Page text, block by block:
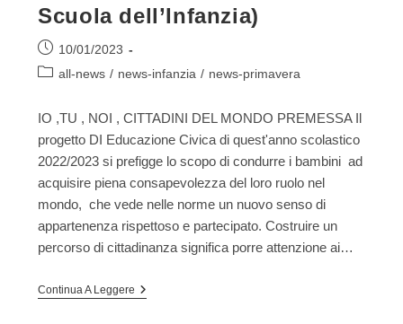
Scuola dell’Infanzia)
Articolo
pubblicato:
10/01/2023
Categoria
all-news / news-infanzia / news-primavera
IO ,TU , NOI , CITTADINI DEL MONDO PREMESSA Il
progetto DI Educazione Civica di quest'anno scolastico
2022/2023 si prefigge lo scopo di condurre i bambini ad
acquisire piena consapevolezza del loro ruolo nel
mondo, che vede nelle norme un nuovo senso di
appartenenza rispettoso e partecipato. Costruire un
percorso di cittadinanza significa porre attenzione ai…
Continua A Leggere Progetto